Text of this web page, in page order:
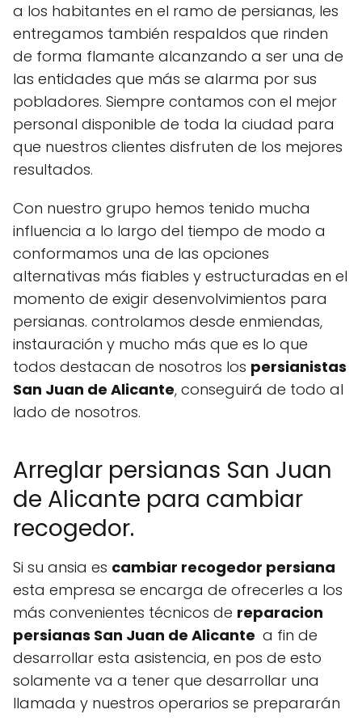
a los habitantes en el ramo de persianas, les
entregamos también respaldos que rinden
de forma flamante alcanzando a ser una de
las entidades que más se alarma por sus
pobladores. Siempre contamos con el mejor
personal disponible de toda la ciudad para
que nuestros clientes disfruten de los mejores
resultados.
Con nuestro grupo hemos tenido mucha
influencia a lo largo del tiempo de modo a
conformamos una de las opciones
alternativas más fiables y estructuradas en el
momento de exigir desenvolvimientos para
persianas. controlamos desde enmiendas,
instauración y mucho más que es lo que
todos destacan de nosotros los persianistas
San Juan de Alicante, conseguirá de todo al
lado de nosotros.
Arreglar persianas San Juan
de Alicante para cambiar
recogedor.
Si su ansia es cambiar recogedor persiana
esta empresa se encarga de ofrecerles a los
más convenientes técnicos de reparacion
persianas San Juan de Alicante a fin de
desarrollar esta asistencia, en pos de esto
solamente va a tener que desarrollar una
llamada y nuestros operarios se prepararán